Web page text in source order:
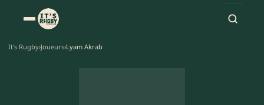
It's Rugby›Joueurs›Lyam Akrab